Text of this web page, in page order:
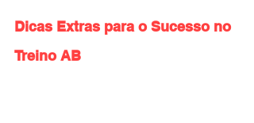
Dicas Extras para o Sucesso no
Treino AB